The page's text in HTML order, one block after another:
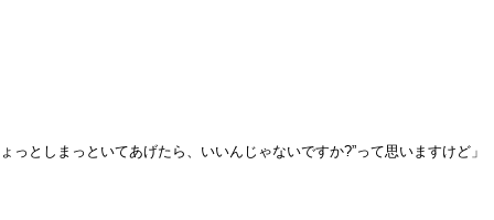
としまっといてあげたら、いいんじゃないですか?”って思いますけど」